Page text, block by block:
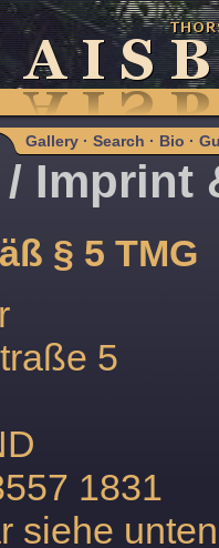
Gallery· Search · Bio ·
Imprint
§ 5 TMG
5
1831
siehe unten